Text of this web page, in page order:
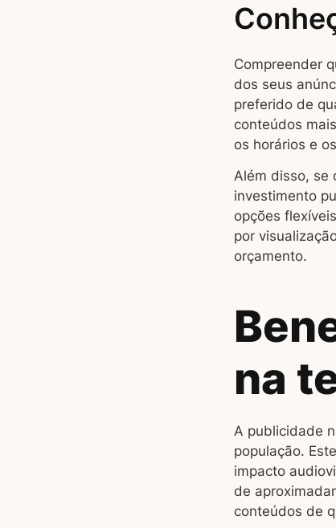
Compreender
dos seus
preferido de
conteúdos
os horários e
Além disso, se
investimento
opções
por
orçamento.
na
A publicidade
população.
impacto
de
conteúdos de